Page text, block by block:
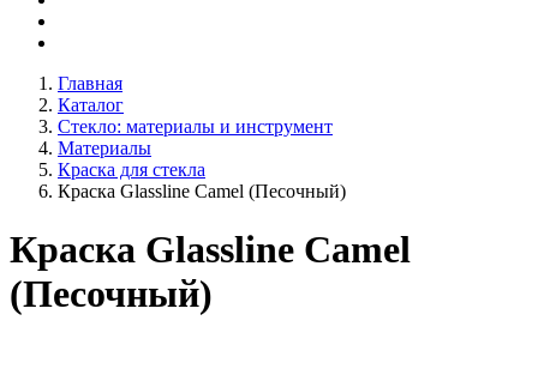
Главная
Каталог
Стекло: материалы и инструмент
Материалы
Краска для стекла
Краска Glassline Camel (Песочный)
Краска Glassline Camel
(Песочный)